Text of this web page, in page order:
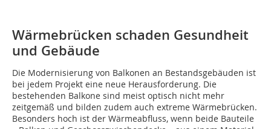
Wärmebrücken schaden Gesundheit
und Gebäude
Die Modernisierung von Balkonen an Be­­standsgebäuden ist
bei jedem Projekt eine neue Herausforderung. Die
bestehenden Balkone sind meist optisch nicht mehr
zeitgemäß und bilden zudem auch extreme Wärmebrücken.
Besonders hoch ist der Wärmeabfluss, wenn beide Bauteile